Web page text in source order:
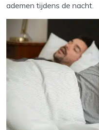
ademen tijdens de nacht.